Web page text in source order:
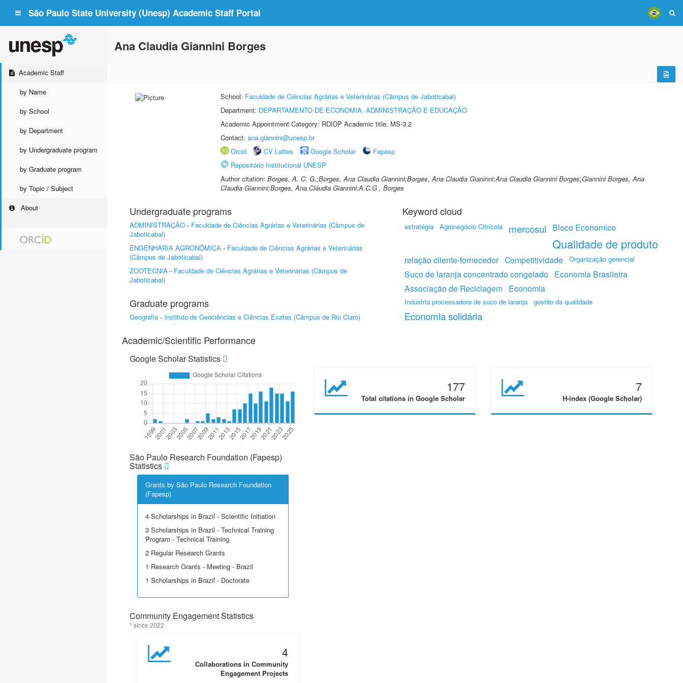
São Paulo State University (Unesp) Academic Staff Portal
Academic Staff
by Name
by School
by Department
by Undergraduate program
by Graduate program
by Topic / Subject
About
Ana Claudia Giannini Borges
School: Faculdade de Ciências Agrárias e Veterinárias (Câmpus de Jaboticabal)
Department: DEPARTAMENTO DE ECONOMIA, ADMINISTRAÇÃO E EDUCAÇÃO
Academic Appointment Category: RDIDP Academic title: MS-3.2
Contact: ana.giannini@unesp.br
Orcid
CV Lattes Google Scholar
Fapesp
Repositório Institucional UNESP
Author citation: Borges, A. C. G.;Borges, Ana Claudia Giannini;Borges, Ana Claudia Gianinni;Ana Claudia Giannini Borges;Giannini Borges, Ana
Claudia Giannini;Borges, Ana Cláudia Giannini;A.C.G., Borges
Undergraduate programs
ADMINISTRAÇÃO - Faculdade de Ciências Agrárias e Veterinárias (Câmpus de
Jaboticabal)
ENGENHARIA AGRONÔMICA - Faculdade de Ciências Agrárias e Veterinárias
(Câmpus de Jaboticabal)
ZOOTECNIA - Faculdade de Ciências Agrárias e Veterinárias (Câmpus de
Jaboticabal)
Graduate programs
Geografia - Instituto de Geociências e Ciências Exatas (Câmpus de Rio Claro)
Keyword cloud
estratégia Agronegócio Citrícola mercosul Bloco Economico
Qualidade de produto
relação cliente-fornecedor Competitividade Organização gerencial
Suco de laranja concentrado congelado
Economia Brasileira
Associação de Reciclagem
Economia
Indústria processadora de suco de laranja gestão da qualidade
Economia solidária
Academic/Scientific Performance
Google Scholar Statistics
177
Total citations in Google Scholar
7
H-index (Google Scholar)
São Paulo Research Foundation (Fapesp)
Statistics
Grants by São Paulo Research Foundation
(Fapesp)
4 Scholarships in Brazil - Scientific Initiation
3 Scholarships in Brazil - Technical Training
Program - Technical Training
2 Regular Research Grants
1 Research Grants - Meeting - Brazil
1 Scholarships in Brazil - Doctorate
Community Engagement Statistics
* since 2022
4
Collaborations in Community
Engagement Projects